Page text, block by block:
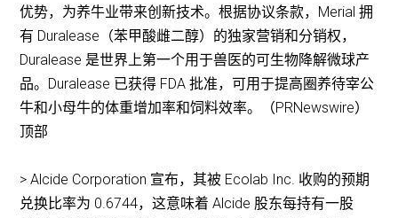
优势，为养牛业带来创新技术。根据协议条款，Merial 拥
有 Duralease（苯甲酸雌二醇）的独家营销和分销权，
Duralease 是世界上第一个用于兽医的可生物降解微球产
品。Duralease 已获得 FDA 批准，可用于提高圈养待宰公
牛和小母牛的体重增加率和饲料效率。（PRNewswire）
顶部
> Alcide Corporation 宣布，其被 Ecolab Inc. 收购的预期
兑换比率为 0.6744，这意味着 Alcide 股东每持有一股